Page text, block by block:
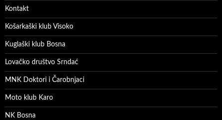
Kontakt
Košarkaški klub Visoko
Kuglaški klub Bosna
Lovačko društvo Srndać
MNK Doktori i Čarobnjaci
Moto klub Karo
NK Bosna